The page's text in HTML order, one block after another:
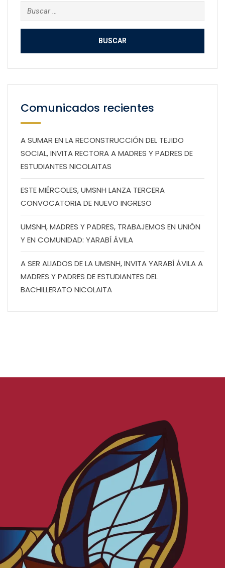
Buscar:
Comunicados recientes
A SUMAR EN LA RECONSTRUCCIÓN DEL TEJIDO
SOCIAL, INVITA RECTORA A MADRES Y PADRES DE
ESTUDIANTES NICOLAITAS
ESTE MIÉRCOLES, UMSNH LANZA TERCERA
CONVOCATORIA DE NUEVO INGRESO
UMSNH, MADRES Y PADRES, TRABAJEMOS EN UNIÓN
Y EN COMUNIDAD: YARABÍ ÁVILA
A SER ALIADOS DE LA UMSNH, INVITA YARABÍ ÁVILA A
MADRES Y PADRES DE ESTUDIANTES DEL
BACHILLERATO NICOLAITA